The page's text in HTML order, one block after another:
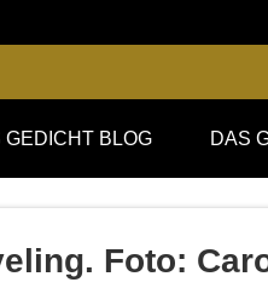
GEDICHT BLOG DAS
Foto: